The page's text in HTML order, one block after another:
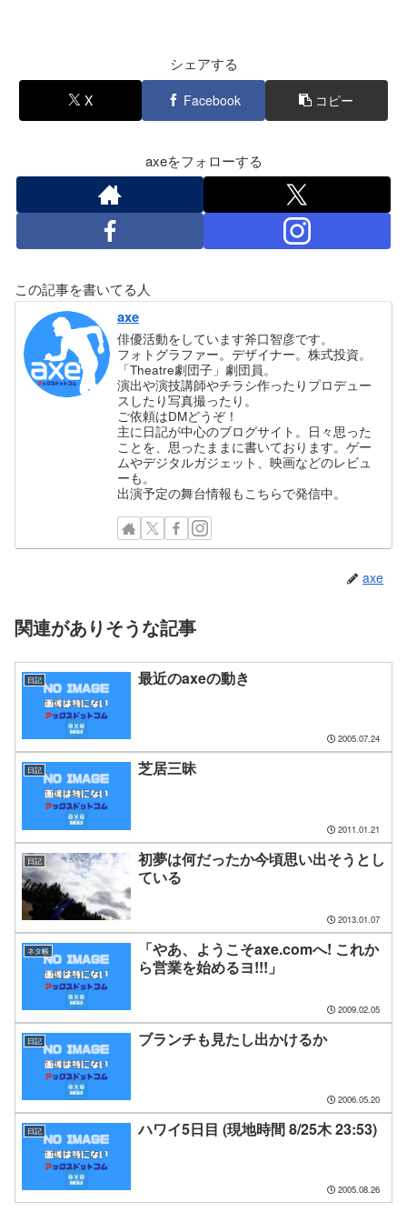
シェアする
X Facebook コピー
axeをフォローする
この記事を書いてる人
axe
俳優活動をしています斧口智彦です。
フォトグラファー。デザイナー。株式投資。
「Theatre劇団子」劇団員。
演出や演技講師やチラシ作ったりプロデュー
スしたり写真撮ったり。
ご依頼はDMどうぞ！
主に日記が中心のブログサイト。日々思った
ことを、思ったままに書いております。ゲー
ムやデジタルガジェット、映画などのレビュ
ーも。
出演予定の舞台情報もこちらで発信中。
axe
関連がありそうな記事
日記 最近のaxeの動き
2005.07.24
日記 芝居三昧
2011.01.21
日記
初夢は何だったか今頃思い出そうとし
ている
2013.01.07
ネタ帳
「やあ、ようこそaxe.comへ! これか
ら営業を始めるヨ!!!」
2009.02.05
日記 ブランチも見たし出かけるか
2006.05.20
日記 ハワイ5日目 (現地時間 8/25木 23:53)
2005.08.26